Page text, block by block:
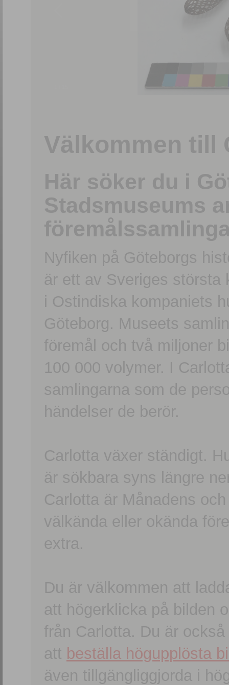
Välkommen till
Här söker du i
Stadsmuseums
Nyfiken på Göteborgs
är ett av Sveriges största
i Ostindiska kompaniets
Göteborg. Museets
föremål och två miljoner
100 000 volymer. I
samlingarna som de
händelser de berör.
Carlotta växer ständigt.
är sökbara syns längre
Carlotta är Månadens
välkända eller okända
extra.
Du är välkommen att
att högerklicka på bilden
från Carlotta. Du är
att beställa högupplösta
även tillgängliggjorda i